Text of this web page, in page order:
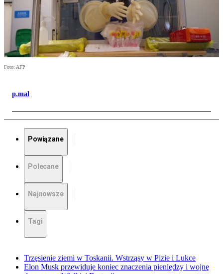
Foto: AFP
p.mal
Powiązane
Polecane
Najnowsze
Tagi
Trzęsienie ziemi w Toskanii. Wstrząsy w Pizie i Lukce
Elon Musk przewiduje koniec znaczenia pieniędzy i wojnę